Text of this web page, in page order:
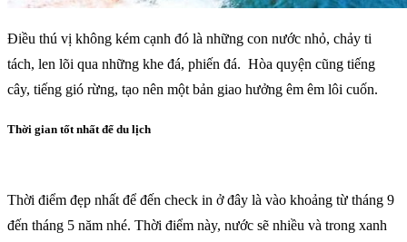
Điều thú vị không kém cạnh đó là những con nước nhỏ, chảy ti
tách, len lõi qua những khe đá, phiến đá. Hòa quyện cũng tiếng
cây, tiếng gió rừng, tạo nên một bản giao hưởng êm êm lôi cuốn.
Thời gian tốt nhất để du lịch
Thời điểm đẹp nhất để đến check in ở đây là vào khoảng từ tháng 9
đến tháng 5 năm nhé. Thời điểm này, nước sẽ nhiều và trong xanh